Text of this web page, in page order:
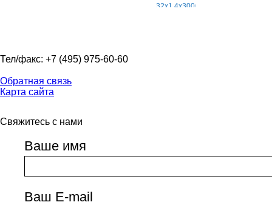
Тел/факс: +7 (495) 975-60-60
Обратная связь
Карта сайта
Свяжитесь с нами
Ваше имя
Ваш E-mail